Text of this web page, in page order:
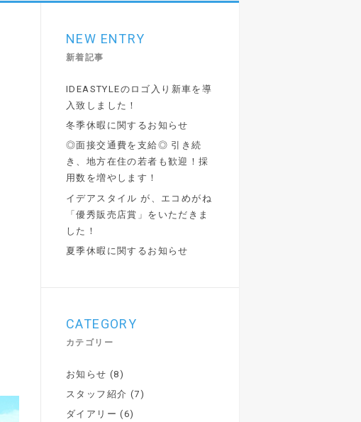
NEW ENTRY
新着記事
IDEASTYLEのロゴ入り新車を導
入致しました！
冬季休暇に関するお知らせ
◎面接交通費を支給◎ 引き続
き、地方在住の若者も歓迎！採
用数を増やします！
イデアスタイル が、エコめがね
「優秀販売店賞」をいただきま
した！
夏季休暇に関するお知らせ
CATEGORY
カテゴリー
お知らせ (8)
スタッフ紹介 (7)
ダイアリー (6)